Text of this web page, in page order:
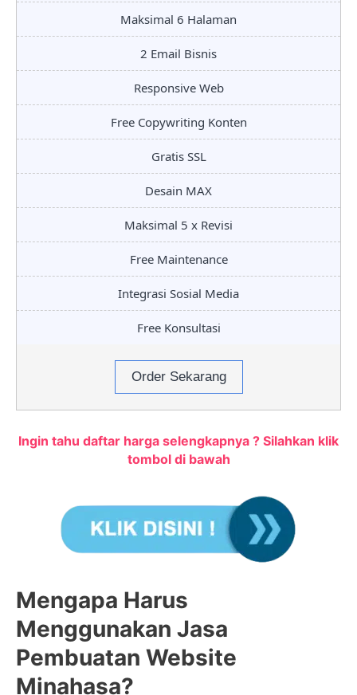
Maksimal 6 Halaman
2 Email Bisnis
Responsive Web
Free Copywriting Konten
Gratis SSL
Desain MAX
Maksimal 5 x Revisi
Free Maintenance
Integrasi Sosial Media
Free Konsultasi
Order Sekarang
Ingin tahu daftar harga selengkapnya ? Silahkan klik
tombol di bawah
Mengapa Harus
Menggunakan Jasa
Pembuatan Website
Minahasa?